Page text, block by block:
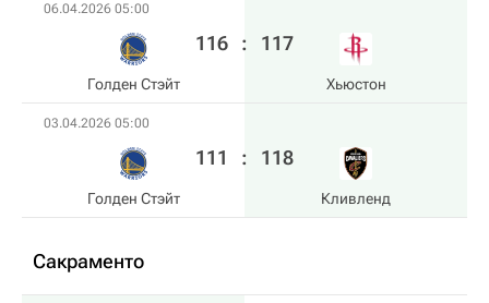
06.04.2026 05:00
Голден Стэйт
116 : 117
Хьюстон
03.04.2026 05:00
Голден Стэйт
111 : 118
Кливленд
Сакраменто